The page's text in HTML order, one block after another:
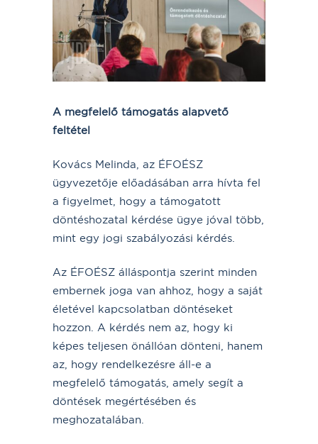
A megfelelő támogatás alapvető
feltétel
Kovács Melinda, az ÉFOÉSZ
ügyvezetője előadásában arra hívta fel
a figyelmet, hogy a támogatott
döntéshozatal kérdése ügye jóval több,
mint egy jogi szabályozási kérdés.
Az ÉFOÉSZ álláspontja szerint minden
embernek joga van ahhoz, hogy a saját
életével kapcsolatban döntéseket
hozzon. A kérdés nem az, hogy ki
képes teljesen önállóan dönteni, hanem
az, hogy rendelkezésre áll-e a
megfelelő támogatás, amely segít a
döntések megértésében és
meghozatalában.